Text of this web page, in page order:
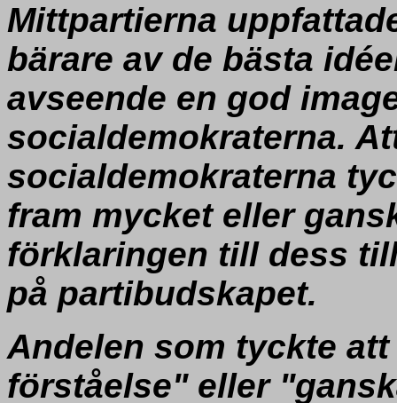
Mittpartierna
bärare av de bästa
avseende en god
socialdemokraterna.
socialdemokraterna
fram mycket eller
förklaringen till dess
på partibudskapet.
Andelen som tyckte
förståelse" eller